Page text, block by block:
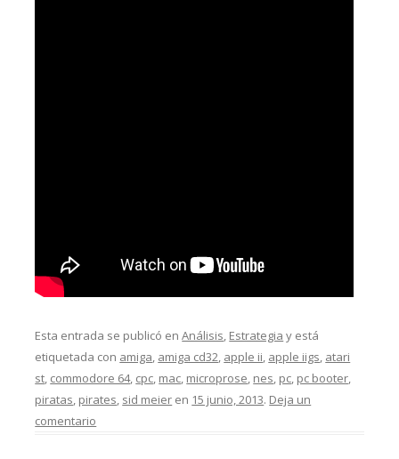
Esta entrada se publicó enAnálisis, Estrategia y está
etiquetada con amiga, amiga cd32, apple ii, apple iigs, atari
st, commodore 64, cpc, mac, microprose, nes, pc, pc booter,
piratas, pirates, sid meier en 15 junio, 2013. Deja un
comentario